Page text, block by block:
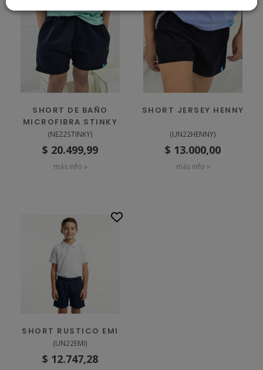
SHORT DE BAÑO
MICROFIBRA STINKY
(NE22STINKY)
$ 20.499,99
más info »
SHORT JERSEY HENNY
(UN22HENNY)
$ 13.000,00
más info »
SHORT RUSTICO EMI
(UN22EMI)
$ 12.747,28